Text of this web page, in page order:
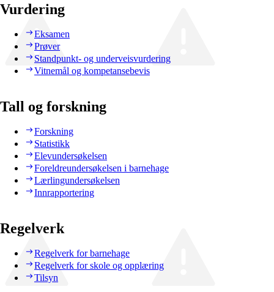
Vurdering
Eksamen
Prøver
Standpunkt- og underveisvurdering
Vitnemål og kompetansebevis
Tall og forskning
Forskning
Statistikk
Elevundersøkelsen
Foreldreundersøkelsen i barnehage
Lærlingundersøkelsen
Innrapportering
Regelverk
Regelverk for barnehage
Regelverk for skole og opplæring
Tilsyn